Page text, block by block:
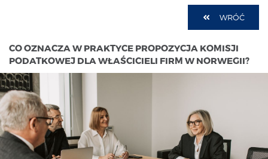
WRÓĆ
CO OZNACZA W PRAKTYCE PROPOZYCJA KOMISJI
PODATKOWEJ DLA WŁAŚCICIELI FIRM W NORWEGII?